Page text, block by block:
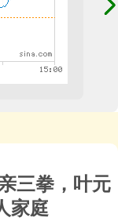
三拳，叶元
家庭